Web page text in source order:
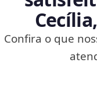
Confira o que